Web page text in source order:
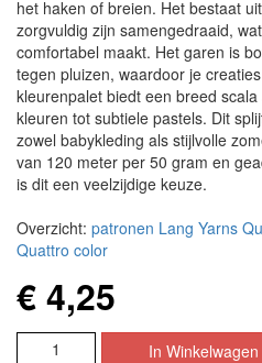
het haken of breien. Het bestaat
zorgvuldig zijn samengedraaid,
comfortabel maakt. Het garen is
tegen pluizen, waardoor je
kleurenpalet biedt een breed
kleuren tot subtiele pastels. Dit
zowel babykleding als stijlvolle
van 120 meter per 50 gram en
is dit een veelzijdige keuze.
Overzicht: patronen Lang Yarns
Quattro color
€ 4,25